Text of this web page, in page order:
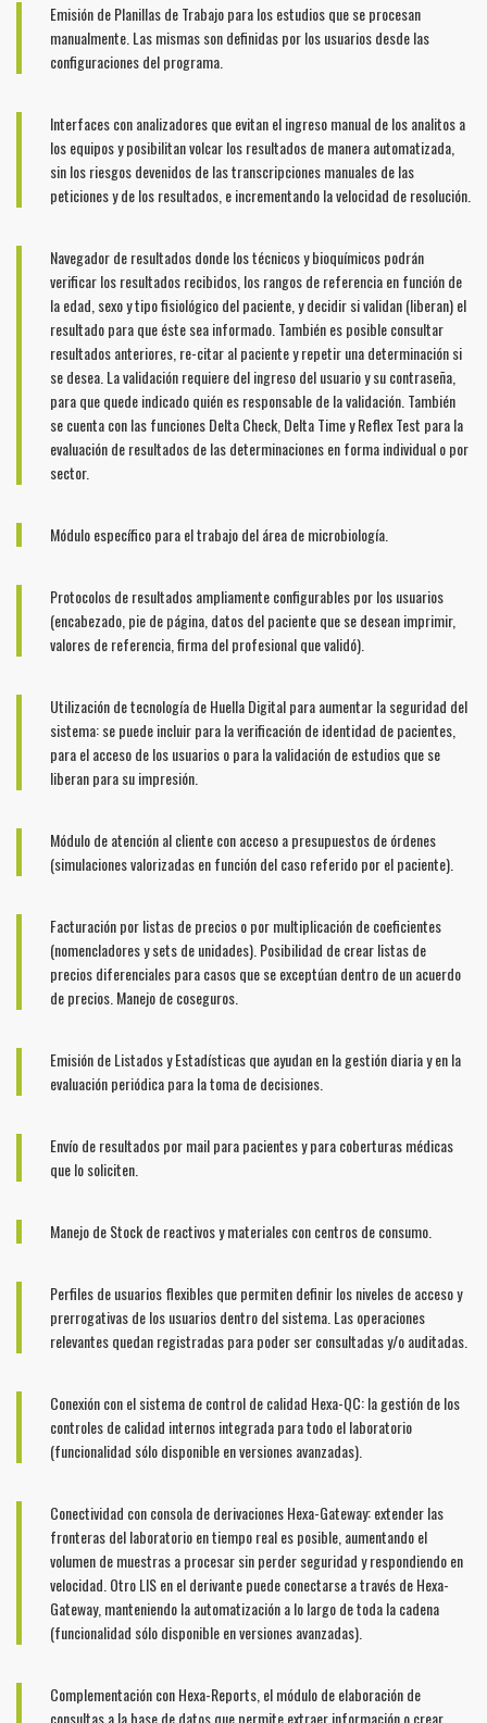
Emisión de Planillas de Trabajo para los estudios que se procesan
manualmente. Las mismas son definidas por los usuarios desde las
configuraciones del programa.
Interfaces con analizadores que evitan el ingreso manual de los analitos a
los equipos y posibilitan volcar los resultados de manera automatizada,
sin los riesgos devenidos de las transcripciones manuales de las
peticiones y de los resultados, e incrementando la velocidad de resolución.
Navegador de resultados donde los técnicos y bioquímicos podrán
verificar los resultados recibidos, los rangos de referencia en función de
la edad, sexo y tipo fisiológico del paciente, y decidir si validan (liberan) el
resultado para que éste sea informado. También es posible consultar
resultados anteriores, re-citar al paciente y repetir una determinación si
se desea. La validación requiere del ingreso del usuario y su contraseña,
para que quede indicado quién es responsable de la validación. También
se cuenta con las funciones Delta Check, Delta Time y Reflex Test para la
evaluación de resultados de las determinaciones en forma individual o por
sector.
Módulo específico para el trabajo del área de microbiología.
Protocolos de resultados ampliamente configurables por los usuarios
(encabezado, pie de página, datos del paciente que se desean imprimir,
valores de referencia, firma del profesional que validó).
Utilización de tecnología de Huella Digital para aumentar la seguridad del
sistema: se puede incluir para la verificación de identidad de pacientes,
para el acceso de los usuarios o para la validación de estudios que se
liberan para su impresión.
Módulo de atención al cliente con acceso a presupuestos de órdenes
(simulaciones valorizadas en función del caso referido por el paciente).
Facturación por listas de precios o por multiplicación de coeficientes
(nomencladores y sets de unidades). Posibilidad de crear listas de
precios diferenciales para casos que se exceptúan dentro de un acuerdo
de precios. Manejo de coseguros.
Emisión de Listados y Estadísticas que ayudan en la gestión diaria y en la
evaluación periódica para la toma de decisiones.
Envío de resultados por mail para pacientes y para coberturas médicas
que lo soliciten.
Manejo de Stock de reactivos y materiales con centros de consumo.
Perfiles de usuarios flexibles que permiten definir los niveles de acceso y
prerrogativas de los usuarios dentro del sistema. Las operaciones
relevantes quedan registradas para poder ser consultadas y/o auditadas.
Conexión con el sistema de control de calidad Hexa-QC: la gestión de los
controles de calidad internos integrada para todo el laboratorio
(funcionalidad sólo disponible en versiones avanzadas).
Conectividad con consola de derivaciones Hexa-Gateway: extender las
fronteras del laboratorio en tiempo real es posible, aumentando el
volumen de muestras a procesar sin perder seguridad y respondiendo en
velocidad. Otro LIS en el derivante puede conectarse a través de Hexa-
Gateway, manteniendo la automatización a lo largo de toda la cadena
(funcionalidad sólo disponible en versiones avanzadas).
Complementación con Hexa-Reports, el módulo de elaboración de
consultas a la base de datos que permite extraer información o crear